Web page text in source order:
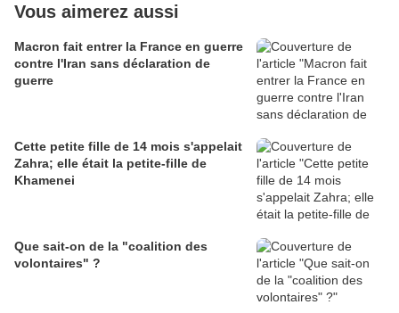
Vous aimerez aussi
Macron fait entrer la France en guerre
contre l'Iran sans déclaration de
guerre
Cette petite fille de 14 mois s'appelait
Zahra; elle était la petite-fille de
Khamenei
Que sait-on de la "coalition des
volontaires" ?